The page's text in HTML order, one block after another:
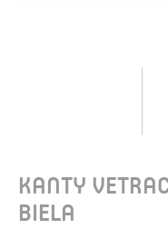
KANTY
BIELA